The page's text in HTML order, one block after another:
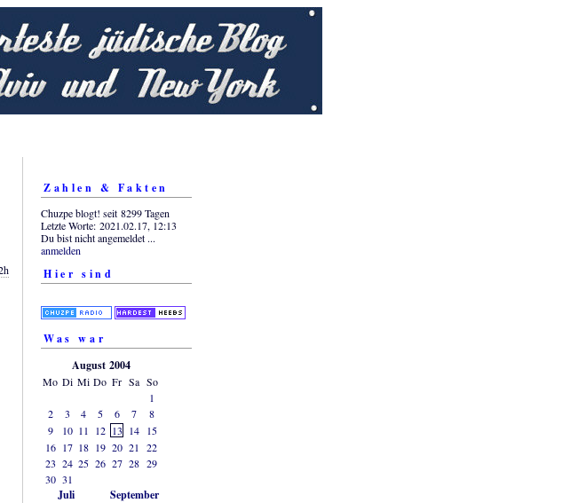
Zahlen & Fakten
Chuzpe blogt! seit 8299 Tagen
Letzte Worte: 2021.02.17, 12:13
Du bist nicht angemeldet ...
anmelden
Hier sind
Was war
August 2004
Mo Di Mi Do Fr Sa So
1
2
3 4 5 6 7
8
9
10 11 12 13 14
15
16 17 18 19 20 21
22
23 24 25 26 27 28 29
30 31
Juli
September